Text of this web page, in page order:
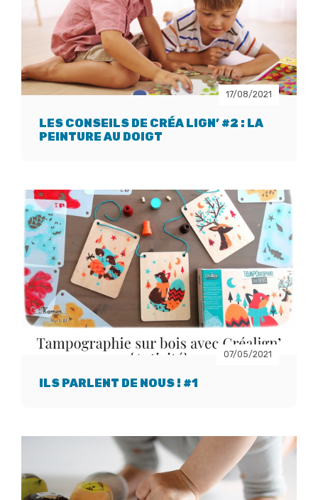
17/08/2021
LES CONSEILS DE CRÉA LIGN’ #2 : LA
PEINTURE AU DOIGT
07/05/2021
ILS PARLENT DE NOUS ! #1